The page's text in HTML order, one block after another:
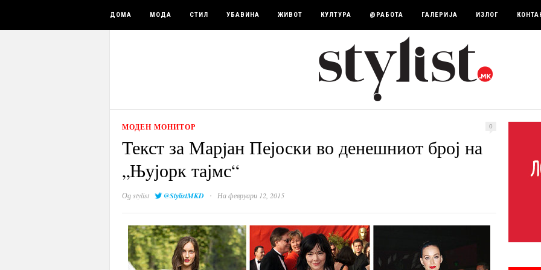
ДОМА МОДА СТИЛ УБАВИНА ЖИВОТ КУЛТУРА @РАБОТА ГАЛЕРИЈА ИЗЛОГ
МОДЕН МОНИТОР 0
Текст за Марjан Пејоски во денешниот број на
„Њујорк тајмс“
Одstylist @StylistMKD · На февруари 12, 2015